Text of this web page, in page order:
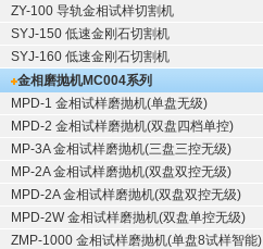
ZY-100 导轨金相试样切割机
SYJ-150 低速金刚石切割机
SYJ-160 低速金刚石切割机
金相磨抛机MC004系列
MPD-1 金相试样磨抛机(单盘无级)
MPD-2 金相试样磨抛机(双盘四档单控)
MP-3A 金相试样磨抛机(三盘三控无级)
MP-2A 金相试样磨抛机(双盘双控无级)
MPD-2A 金相试样磨抛机(双盘双控无级)
MPD-2W 金相试样磨抛机(双盘单控无级)
ZMP-1000 金相试样磨抛机(单盘8试样智能)